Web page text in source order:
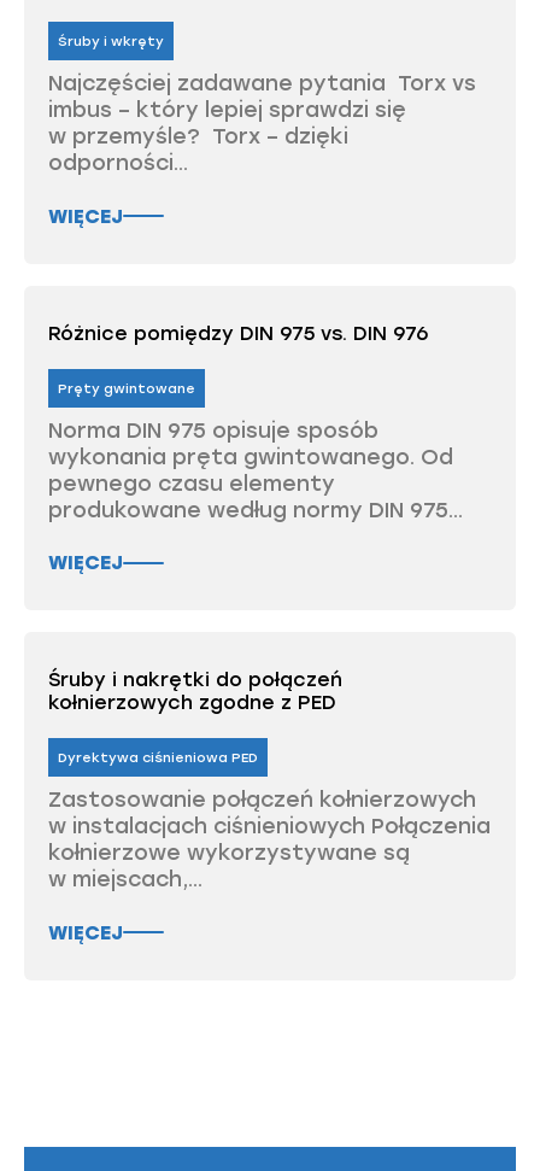
Śruby i wkręty
Najczęściej zadawane pytania Torx vs
imbus – który lepiej sprawdzi się
w przemyśle? Torx – dzięki
odporności...
WIĘCEJ
Różnice pomiędzy DIN 975 vs. DIN 976
Pręty gwintowane
Norma DIN 975 opisuje sposób
wykonania pręta gwintowanego. Od
pewnego czasu elementy
produkowane według normy DIN 975...
WIĘCEJ
Śruby i nakrętki do połączeń
kołnierzowych zgodne z PED
Dyrektywa ciśnieniowa PED
Zastosowanie połączeń kołnierzowych
w instalacjach ciśnieniowych Połączenia
kołnierzowe wykorzystywane są
w miejscach,...
WIĘCEJ